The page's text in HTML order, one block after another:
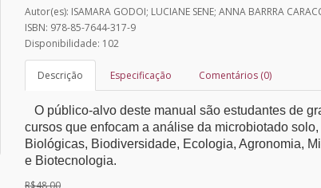
Autor(es): ISAMARA GODOI; LUCIANE SENE; ANNA BARRRA
ISBN: 978-85-7644-317-9
Disponibilidade: 102
Descrição Especificação Comentários (0)
O público-alvo deste manual são estudantes de
cursos que enfocam a análise da microbiotado
Biológicas, Biodiversidade, Ecologia, Agronomia,
e Biotecnologia.
R$48,00